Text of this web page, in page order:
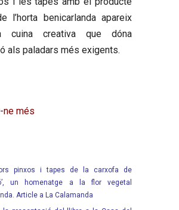
l’horta benicarlanda apareix
cuina creativa que dóna
als paladars més exigents.
ne més
pinxos i tapes de la carxofa de
un homenatge a la flor vegetal
Article a La Calamanda